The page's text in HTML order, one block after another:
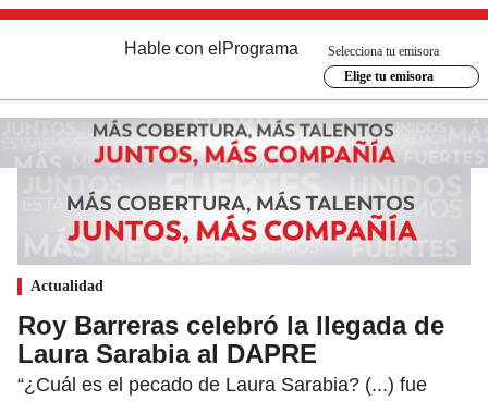
Hable con el Programa
Selecciona tu emisora
Elige tu emisora
Actualidad
Roy Barreras celebró la llegada de
Laura Sarabia al DAPRE
“¿Cuál es el pecado de Laura Sarabia? (...) fue